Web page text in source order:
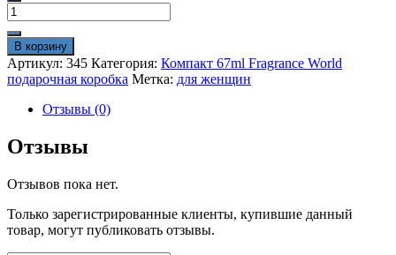
Количество
товара
Мини
парфюм
Fragrance
World
67ml
Imperatrice
Limited
Edition
оригинал
стойкие
В корзину
Артикул: 345 Категория: Компакт 67ml Fragrance World
подарочная коробка Метка: для женщин
Отзывы (0)
Отзывы
Отзывов пока нет.
Только зарегистрированные клиенты, купившие данный
товар, могут публиковать отзывы.